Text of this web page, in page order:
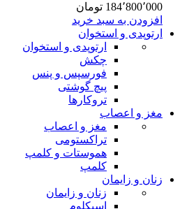
184٬800٬000 تومان
افزودن به سبد خرید
ارتوپدی و استخوان
ارتوپدی و استخوان
چکش
فورسپس و پنس
پیچ گوشتی
تروکارها
مغز و اعصاب
مغز و اعصاب
تراکستومی
هموستات و کلمپ
کلمپ
زنان و زایمان
زنان و زایمان
اسپکلوم